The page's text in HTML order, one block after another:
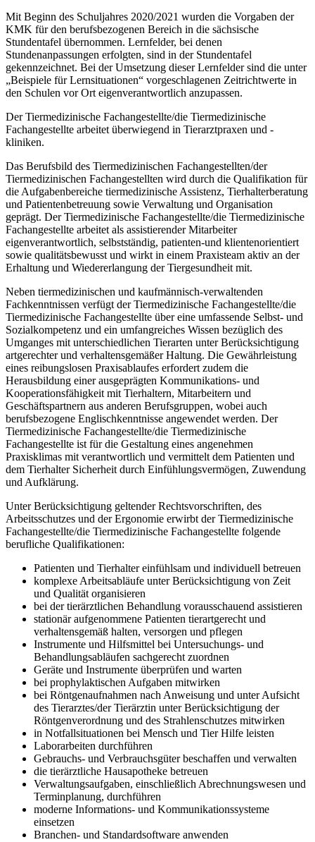
Mit Beginn des Schuljahres 2020/2021 wurden die Vorgaben der
KMK für den berufsbezogenen Bereich in die sächsische
Stundentafel übernommen. Lernfelder, bei denen
Stundenanpassungen erfolgten, sind in der Stundentafel
gekennzeichnet. Bei der Umsetzung dieser Lernfelder sind die unter
„Beispiele für Lernsituationen“ vorgeschlagenen Zeitrichtwerte in
den Schulen vor Ort eigenverantwortlich anzupassen.
Der Tiermedizinische Fachangestellte/die Tiermedizinische
Fachangestellte arbeitet überwiegend in Tierarztpraxen und -
kliniken.
Das Berufsbild des Tiermedizinischen Fachangestellten/der
Tiermedizinischen Fachangestellten wird durch die Qualifikation für
die Aufgabenbereiche tiermedizinische Assistenz, Tierhalterberatung
und Patientenbetreuung sowie Verwaltung und Organisation
geprägt. Der Tiermedizinische Fachangestellte/die Tiermedizinische
Fachangestellte arbeitet als assistierender Mitarbeiter
eigenverantwortlich, selbstständig, patienten-und klientenorientiert
sowie qualitätsbewusst und wirkt in einem Praxisteam aktiv an der
Erhaltung und Wiedererlangung der Tiergesundheit mit.
Neben tiermedizinischen und kaufmännisch-verwaltenden
Fachkenntnissen verfügt der Tiermedizinische Fachangestellte/die
Tiermedizinische Fachangestellte über eine umfassende Selbst- und
Sozialkompetenz und ein umfangreiches Wissen bezüglich des
Umganges mit unterschiedlichen Tierarten unter Berücksichtigung
artgerechter und verhaltensgemäßer Haltung. Die Gewährleistung
eines reibungslosen Praxisablaufes erfordert zudem die
Herausbildung einer ausgeprägten Kommunikations- und
Kooperationsfähigkeit mit Tierhaltern, Mitarbeitern und
Geschäftspartnern aus anderen Berufsgruppen, wobei auch
berufsbezogene Englischkenntnisse angewendet werden. Der
Tiermedizinische Fachangestellte/die Tiermedizinische
Fachangestellte ist für die Gestaltung eines angenehmen
Praxisklimas mit verantwortlich und vermittelt dem Patienten und
dem Tierhalter Sicherheit durch Einfühlungsvermögen, Zuwendung
und Aufklärung.
Unter Berücksichtigung geltender Rechtsvorschriften, des
Arbeitsschutzes und der Ergonomie erwirbt der Tiermedizinische
Fachangestellte/die Tiermedizinische Fachangestellte folgende
berufliche Qualifikationen:
Patienten und Tierhalter einfühlsam und individuell betreuen
komplexe Arbeitsabläufe unter Berücksichtigung von Zeit
und Qualität organisieren
bei der tierärztlichen Behandlung vorausschauend assistieren
stationär aufgenommene Patienten tierartgerecht und
verhaltensgemäß halten, versorgen und pflegen
Instrumente und Hilfsmittel bei Untersuchungs- und
Behandlungsabläufen sachgerecht zuordnen
Geräte und Instrumente überprüfen und warten
bei prophylaktischen Aufgaben mitwirken
bei Röntgenaufnahmen nach Anweisung und unter Aufsicht
des Tierarztes/der Tierärztin unter Berücksichtigung der
Röntgenverordnung und des Strahlenschutzes mitwirken
in Notfallsituationen bei Mensch und Tier Hilfe leisten
Laborarbeiten durchführen
Gebrauchs- und Verbrauchsgüter beschaffen und verwalten
die tierärztliche Hausapotheke betreuen
Verwaltungsaufgaben, einschließlich Abrechnungswesen und
Terminplanung, durchführen
moderne Informations- und Kommunikationssysteme
einsetzen
Branchen- und Standardsoftware anwenden